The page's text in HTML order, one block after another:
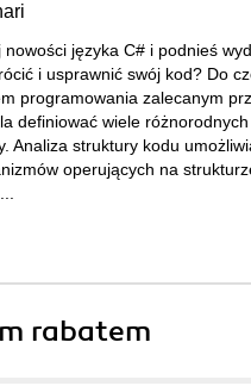
nowości języka C# i podnieś
i usprawnić swój kod? Do
programowania zalecanym
definiować wiele
Analiza struktury kodu
operujących na
rabatem